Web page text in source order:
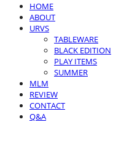
HOME
ABOUT
URVS
TABLEWARE
BLACK EDITION
PLAY ITEMS
SUMMER
MLM
REVIEW
CONTACT
Q&A